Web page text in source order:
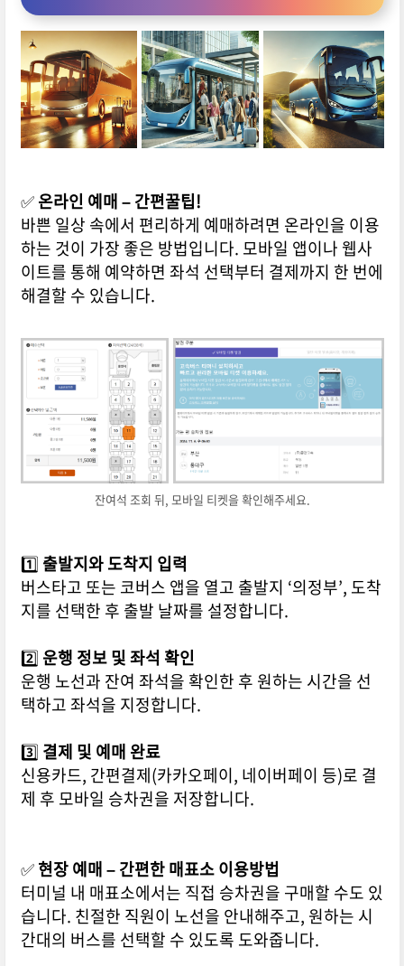
✅온라인 예매 – 간편꿀팁!
바쁜 일상 속에서 편리하게 예매하려면 온라인을 이용
하는 것이 가장 좋은 방법입니다. 모바일 앱이나 웹사
이트를 통해 예약하면 좌석 선택부터 결제까지 한 번에
해결할 수 있습니다.
잔여석 조회 뒤, 모바일 티켓을 확인해주세요.
1️⃣ 출발지와 도착지 입력
버스타고 또는 코버스 앱을 열고 출발지 ‘의정부’, 도착
지를 선택한 후 출발 날짜를 설정합니다.
2️⃣ 운행 정보 및 좌석 확인
운행 노선과 잔여 좌석을 확인한 후 원하는 시간을 선
택하고 좌석을 지정합니다.
3️⃣ 결제 및 예매 완료
신용카드, 간편결제(카카오페이, 네이버페이 등)로 결
제 후 모바일 승차권을 저장합니다.
✅현장 예매 – 간편한 매표소 이용방법
터미널 내 매표소에서는 직접 승차권을 구매할 수도 있
습니다. 친절한 직원이 노선을 안내해주고, 원하는 시
간대의 버스를 선택할 수 있도록 도와줍니다.